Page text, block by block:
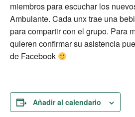
miembros para escuchar los
Ambulante. Cada unx trae una
para compartir con el grupo. Para
quieren confirmar su asistencia
de Facebook
Añadir al calendario